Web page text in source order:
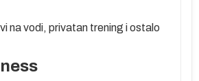
na vodi, privatan trening i ostalo